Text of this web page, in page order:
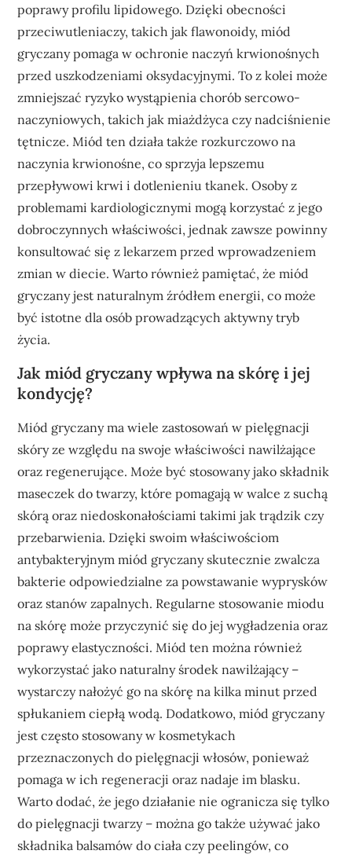
poprawy profilu lipidowego. Dzięki obecności
przeciwutleniaczy, takich jak flawonoidy, miód
gryczany pomaga w ochronie naczyń krwionośnych
przed uszkodzeniami oksydacyjnymi. To z kolei może
zmniejszać ryzyko wystąpienia chorób sercowo-
naczyniowych, takich jak miażdżyca czy nadciśnienie
tętnicze. Miód ten działa także rozkurczowo na
naczynia krwionośne, co sprzyja lepszemu
przepływowi krwi i dotlenieniu tkanek. Osoby z
problemami kardiologicznymi mogą korzystać z jego
dobroczynnych właściwości, jednak zawsze powinny
konsultować się z lekarzem przed wprowadzeniem
zmian w diecie. Warto również pamiętać, że miód
gryczany jest naturalnym źródłem energii, co może
być istotne dla osób prowadzących aktywny tryb
życia.
Jak miód gryczany wpływa na skórę i jej
kondycję?
Miód gryczany ma wiele zastosowań w pielęgnacji
skóry ze względu na swoje właściwości nawilżające
oraz regenerujące. Może być stosowany jako składnik
maseczek do twarzy, które pomagają w walce z suchą
skórą oraz niedoskonałościami takimi jak trądzik czy
przebarwienia. Dzięki swoim właściwościom
antybakteryjnym miód gryczany skutecznie zwalcza
bakterie odpowiedzialne za powstawanie wyprysków
oraz stanów zapalnych. Regularne stosowanie miodu
na skórę może przyczynić się do jej wygładzenia oraz
poprawy elastyczności. Miód ten można również
wykorzystać jako naturalny środek nawilżający –
wystarczy nałożyć go na skórę na kilka minut przed
spłukaniem ciepłą wodą. Dodatkowo, miód gryczany
jest często stosowany w kosmetykach
przeznaczonych do pielęgnacji włosów, ponieważ
pomaga w ich regeneracji oraz nadaje im blasku.
Warto dodać, że jego działanie nie ogranicza się tylko
do pielęgnacji twarzy – można go także używać jako
składnika balsamów do ciała czy peelingów, co